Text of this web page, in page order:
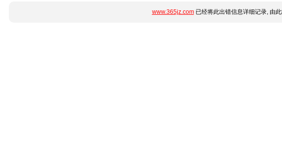
www.365jz.com已经将此出错信息详细记录, 由